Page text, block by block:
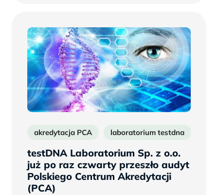
akredytacja PCA laboratorium testdna
testDNA Laboratorium Sp. z o.o.
już po raz czwarty przeszło audyt
Polskiego Centrum Akredytacji
(PCA)